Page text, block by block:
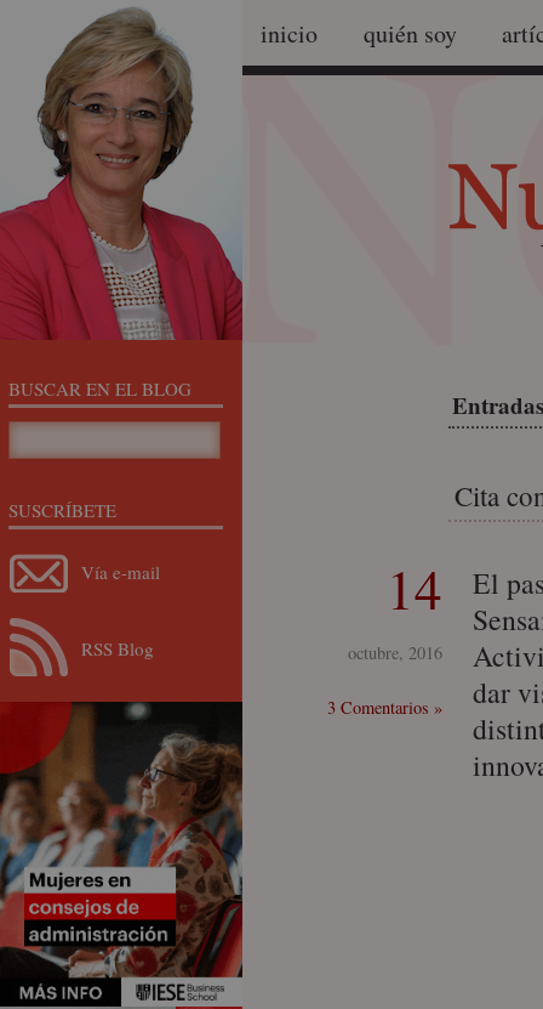
inicio quién soy
Cita
14
octubre, 2016
3 Comentarios »
El
dar
BUSCAR EN EL BLOG
SUSCRÍBETE
Vía e-mail
RSS Blog